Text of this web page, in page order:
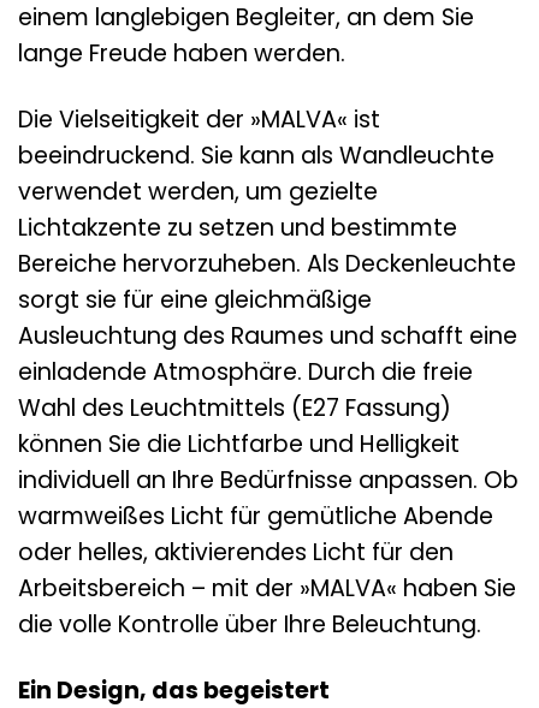
einem langlebigen Begleiter, an dem Sie
lange Freude haben werden.
Die Vielseitigkeit der »MALVA« ist
beeindruckend. Sie kann als Wandleuchte
verwendet werden, um gezielte
Lichtakzente zu setzen und bestimmte
Bereiche hervorzuheben. Als Deckenleuchte
sorgt sie für eine gleichmäßige
Ausleuchtung des Raumes und schafft eine
einladende Atmosphäre. Durch die freie
Wahl des Leuchtmittels (E27 Fassung)
können Sie die Lichtfarbe und Helligkeit
individuell an Ihre Bedürfnisse anpassen. Ob
warmweißes Licht für gemütliche Abende
oder helles, aktivierendes Licht für den
Arbeitsbereich – mit der »MALVA« haben Sie
die volle Kontrolle über Ihre Beleuchtung.
Ein Design, das begeistert